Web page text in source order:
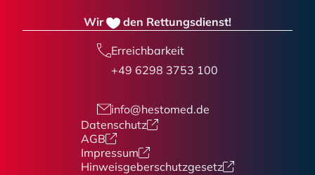
Wir den Rettungsdienst!
Erreichbarkeit
+49 6298 3753 100
info@hestomed.de
Datenschutz
AGB
Impressum
Hinweisgeberschutzgesetz